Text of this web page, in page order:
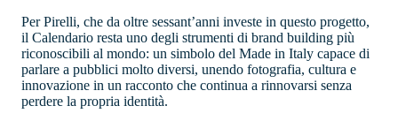
Per Pirelli, che da oltre sessant’anni investe in questo progetto,
il Calendario resta uno degli strumenti di brand building più
riconoscibili al mondo: un simbolo del Made in Italy capace di
parlare a pubblici molto diversi, unendo fotografia, cultura e
innovazione in un racconto che continua a rinnovarsi senza
perdere la propria identità.